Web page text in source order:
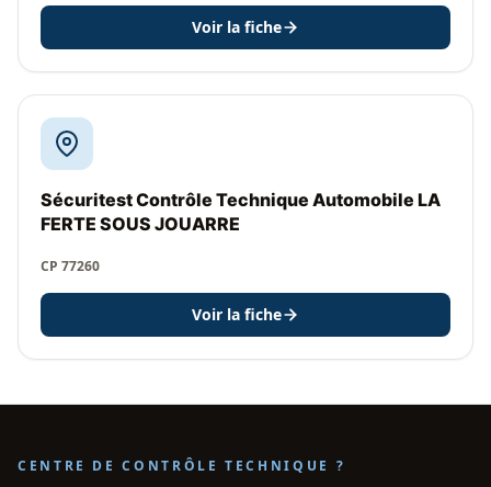
Voir la fiche
Sécuritest Contrôle Technique Automobile LA
FERTE SOUS JOUARRE
CP 77260
Voir la fiche
CENTRE DE CONTRÔLE TECHNIQUE ?